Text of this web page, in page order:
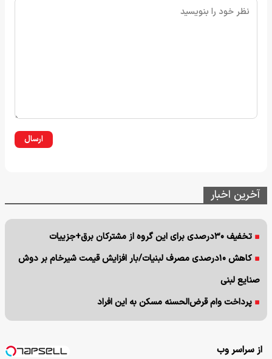
ارسال
آخرین اخبار
تخفیف ۳۰درصدی برای این گروه از مشترکان برق+جزییات
کاهش ۱۰درصدی مصرف لبنیات/بار افزایش قیمت شیرخام بر دوش
صنایع لبنی
پرداخت وام قرض‌الحسنه مسکن به این افراد
از سراسر وب